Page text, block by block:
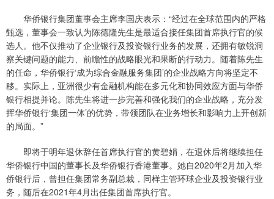
华侨银行集团董事会主席李国庆表示：“经过在全球范围内的严格
甄选，董事会一致认为陈德隆先生是最适合接任集团首席执行官的候
选人。他不仅推动了企业银行及投资银行业务的发展，还拥有敏锐洞
察关键问题的能力、前瞻性的战略眼光和果断的行动力。随着陈先生
的任命，华侨银行‘成为综合金融服务集团’的企业战略方向将坚定不
移。实际上，亚洲很少有金融机构能在多元化和协同效应方面与华侨
银行相提并论。陈先生将进一步完善和强化我们的企业战略，充分发
挥华侨银行‘集团一体’的优势，带领团队在业务增长和影响力上开创新
的局面。”
即将于明年退休辞任首席执行官的黄碧娟，在退休后将继续担任
华侨银行中国的董事长及华侨银行香港董事。她自2020年2月加入华
侨银行后，曾担任集团常务副总裁，同样主管环球企业及投资银行业
务，随后在2021年4月出任集团首席执行官。